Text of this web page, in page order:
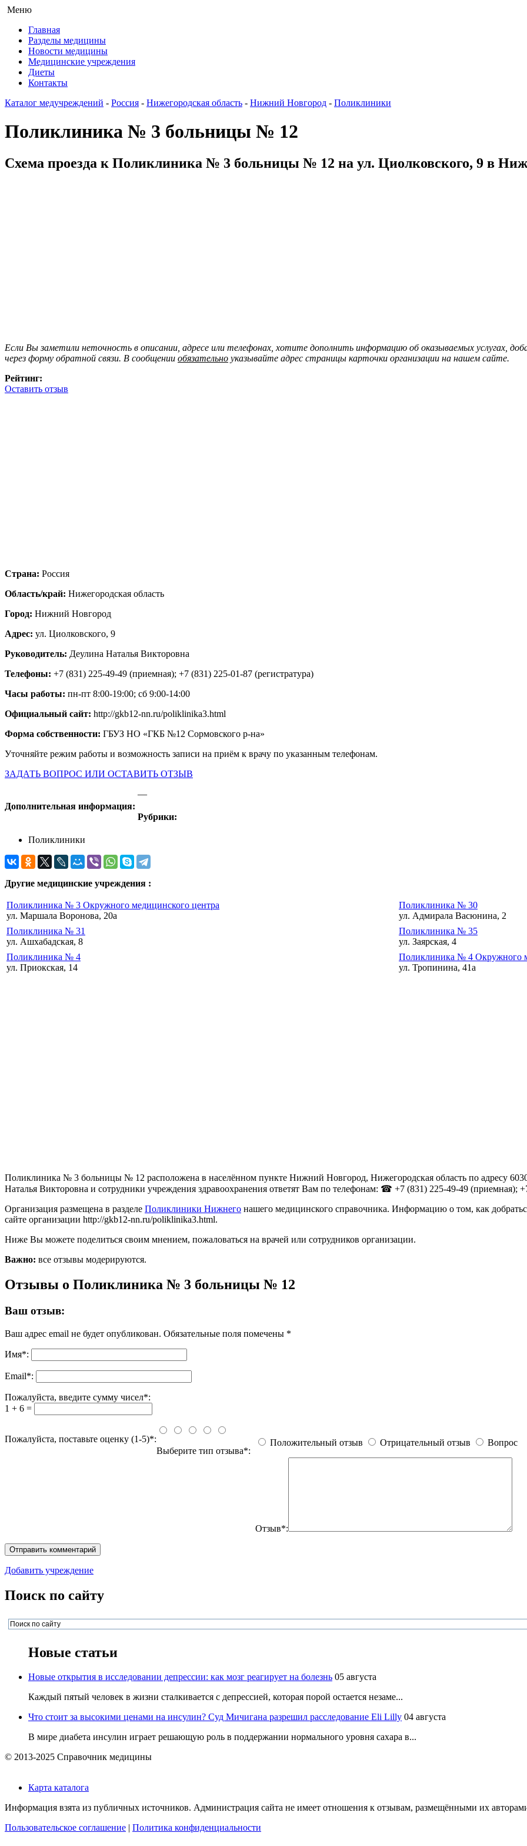
Меню
Главная
Разделы медицины
Новости медицины
Медицинские учреждения
Диеты
Контакты
Каталог медучреждений - Россия - Нижегородская область - Нижний Новгород - Поликлиники
Поликлиника № 3 больницы № 12
Схема проезда к Поликлиника № 3 больницы № 12 на ул. Циолковского, 9 в
Если Вы заметили неточность в описании, адресе или телефонах, хотите дополнить информацию об оказываемых услугах,
через форму обратной связи. В сообщении обязательно указывайте адрес страницы карточки организации на нашем сайте.
Рейтинг:
Оставить отзыв
Страна: Россия
Область/край: Нижегородская область
Город: Нижний Новгород
Адрес: ул. Циолковского, 9
Руководитель: Деулина Наталья Викторовна
Телефоны: +7 (831) 225-49-49 (приемная); +7 (831) 225-01-87 (регистратура)
Часы работы: пн-пт 8:00-19:00; сб 9:00-14:00
Официальный сайт: http://gkb12-nn.ru/poliklinika3.html
Форма собственности: ГБУЗ НО «ГКБ №12 Сормовского р-на»
Уточняйте режим работы и возможность записи на приём к врачу по указанным телефонам.
ЗАДАТЬ ВОПРОС ИЛИ ОСТАВИТЬ ОТЗЫВ
Дополнительная информация:
—
Рубрики:
Поликлиники
Другие медицинские учреждения :
Поликлиника № 3 Окружного медицинского центра
ул. Маршала Воронова, 20а
Поликлиника № 30
ул. Адмирала Васюнина, 2
Поликлиника № 31
ул. Ашхабадская, 8
Поликлиника № 35
ул. Заярская, 4
Поликлиника № 4
ул. Приокская, 14
Поликлиника № 4 Окружного
ул. Тропинина, 41а
Поликлиника № 3 больницы № 12 расположена в населённом пункте Нижний Новгород, Нижегородская область по адресу
Наталья Викторовна и сотрудники учреждения здравоохранения ответят Вам по телефонам: ☎ +7 (831) 225-49-49 (приемная);
Организация размещена в разделе Поликлиники Нижнего нашего медицинского справочника. Информацию о том, как
сайте организации http://gkb12-nn.ru/poliklinika3.html.
Ниже Вы можете поделиться своим мнением, пожаловаться на врачей или сотрудников организации.
Важно: все отзывы модерируются.
Отзывы о Поликлиника № 3 больницы № 12
Ваш отзыв:
Ваш адрес email не будет опубликован. Обязательные поля помечены *
Имя*:
Email*:
Пожалуйста, введите сумму чисел*:
1 + 6 =
Пожалуйста, поставьте оценку (1-5)*:
Выберите тип отзыва*:
Положительный отзыв Отрицательный отзыв Вопрос
Отзыв*:
Добавить учреждение
Поиск по сайту
Новые статьи
Новые открытия в исследовании депрессии: как мозг реагирует на болезнь 05 августа
Каждый пятый человек в жизни сталкивается с депрессией, которая порой остается незаме...
Что стоит за высокими ценами на инсулин? Суд Мичигана разрешил расследование Eli Lilly 04 августа
В мире диабета инсулин играет решающую роль в поддержании нормального уровня сахара в...
© 2013-2025 Справочник медицины
Карта каталога
Информация взята из публичных источников. Администрация сайта не имеет отношения к отзывам, размещёнными их
Пользовательское соглашение
Политика конфиденциальности